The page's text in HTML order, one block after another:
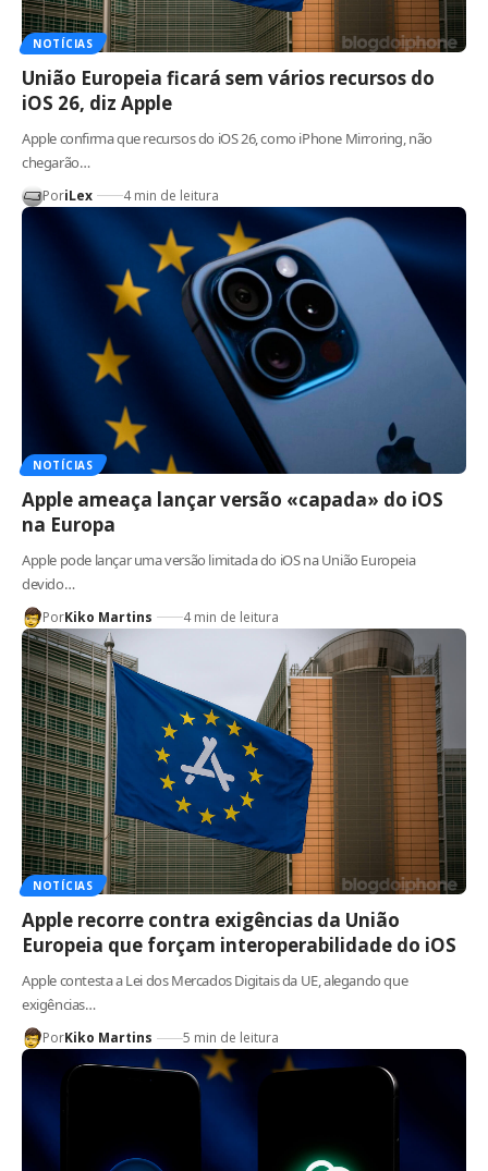
NOTÍCIAS
União Europeia ficará sem vários recursos do
iOS 26, diz Apple
Apple confirma que recursos do iOS 26, como iPhone Mirroring, não
chegarão…
PoriLex 4 min de leitura
NOTÍCIAS
Apple ameaça lançar versão «capada» do iOS
na Europa
Apple pode lançar uma versão limitada do iOS na União Europeia
devido…
PorKiko Martins 4 min de leitura
NOTÍCIAS
Apple recorre contra exigências da União
Europeia que forçam interoperabilidade do iOS
Apple contesta a Lei dos Mercados Digitais da UE, alegando que
exigências…
PorKiko Martins 5 min de leitura